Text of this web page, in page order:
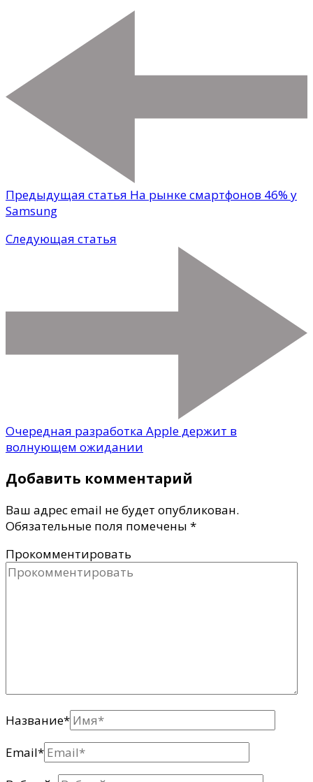
Предыдущая статья На рынке смартфонов 46% у
Samsung
Следующая статья
Очередная разработка Apple держит в
волнующем ожидании
Добавить комментарий
Ваш адрес email не будет опубликован.
Обязательные поля помечены *
Прокомментировать
Название*
Email*